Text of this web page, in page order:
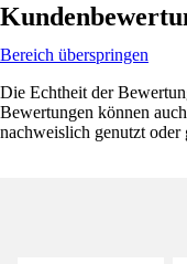
Bereich überspringen
Die Echtheit der
Bewertungen können
nachweislich genutzt oder